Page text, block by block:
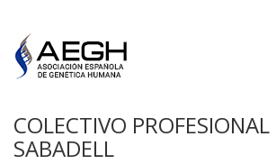
COLECTIVO
SABADELL